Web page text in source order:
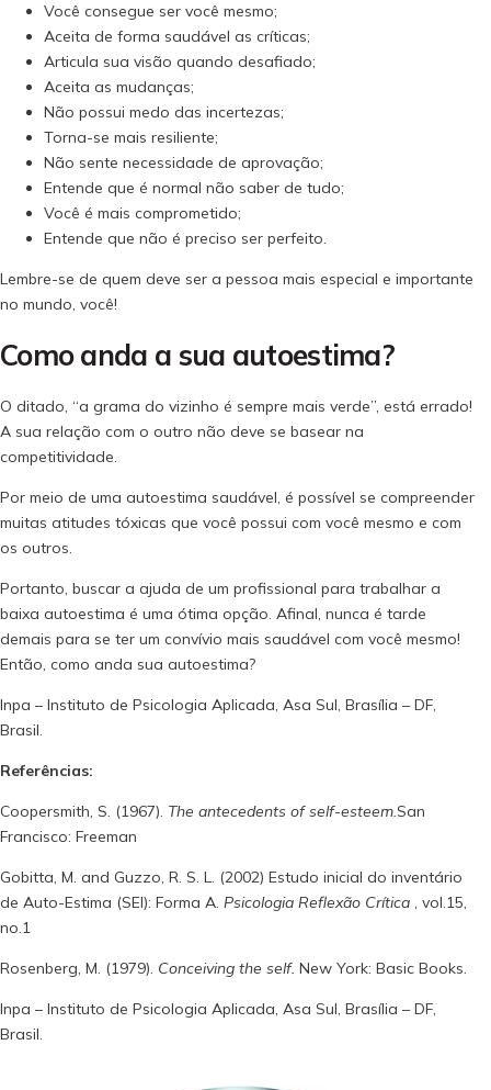
Você consegue ser você mesmo;
Aceita de forma saudável as críticas;
Articula sua visão quando desafiado;
Aceita as mudanças;
Não possui medo das incertezas;
Torna-se mais resiliente;
Não sente necessidade de aprovação;
Entende que é normal não saber de tudo;
Você é mais comprometido;
Entende que não é preciso ser perfeito.
Lembre-se de quem deve ser a pessoa mais especial e importante
no mundo, você!
Como anda a sua autoestima?
O ditado, “a grama do vizinho é sempre mais verde”, está errado!
A sua relação com o outro não deve se basear na
competitividade.
Por meio de uma autoestima saudável, é possível se compreender
muitas atitudes tóxicas que você possui com você mesmo e com
os outros.
Portanto, buscar a ajuda de um profissional para trabalhar a
baixa autoestima é uma ótima opção. Afinal, nunca é tarde
demais para se ter um convívio mais saudável com você mesmo!
Então, como anda sua autoestima?
Inpa – Instituto de Psicologia Aplicada, Asa Sul, Brasília – DF,
Brasil.
Referências:
Coopersmith, S. (1967). The antecedents of self-esteem.San
Francisco: Freeman
Gobitta, M. and Guzzo, R. S. L. (2002) Estudo inicial do inventário
de Auto-Estima (SEI): Forma A. Psicologia Reflexão Crítica , vol.15,
no.1
Rosenberg, M. (1979). Conceiving the self. New York: Basic Books.
Inpa – Instituto de Psicologia Aplicada, Asa Sul, Brasília – DF,
Brasil.